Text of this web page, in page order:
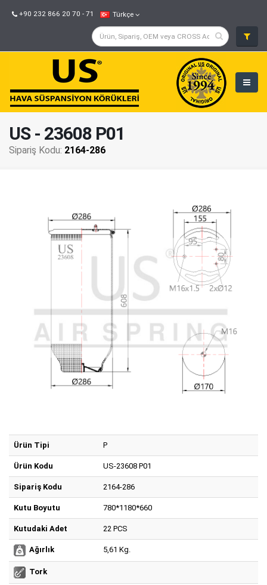
+90 232 866 20 70 - 71 Türkçe
US - 23608 P01
Sipariş Kodu: 2164-286
Ürün Tipi P
Ürün Kodu US-23608 P01
Sipariş Kodu 2164-286
Kutu Boyutu 780*1180*660
Kutudaki Adet 22 PCS
Ağırlık 5,61 Kg.
Tork